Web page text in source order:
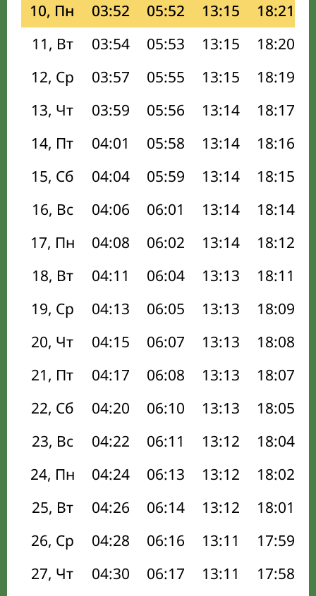
10, Пн
03:52 05:52 13:15 18:21
11, Вт
03:54 05:53 13:15 18:20
12, Ср
03:57 05:55 13:15 18:19
13, Чт
03:59 05:56 13:14 18:17
14, Пт
04:01 05:58 13:14 18:16
15, Сб
04:04 05:59 13:14 18:15
16, Вс
04:06 06:01 13:14 18:14
17, Пн
04:08 06:02 13:14 18:12
18, Вт
04:11 06:04 13:13 18:11
19, Ср
04:13 06:05 13:13 18:09
20, Чт
04:15 06:07 13:13 18:08
21, Пт
04:17 06:08 13:13 18:07
22, Сб
04:20 06:10 13:13 18:05
23, Вс
04:22 06:11 13:12 18:04
24, Пн
04:24 06:13 13:12 18:02
25, Вт
04:26 06:14 13:12 18:01
26, Ср
04:28 06:16 13:11 17:59
27, Чт
04:30 06:17 13:11 17:58